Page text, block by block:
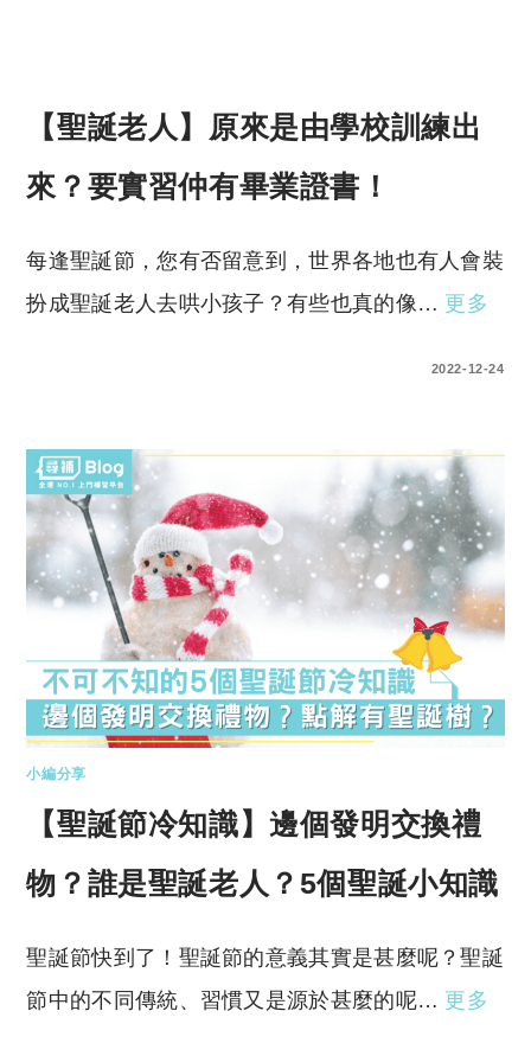
【聖誕老人】原來是由學校訓練出
來？要實習仲有畢業證書！
每逢聖誕節，您有否留意到，世界各地也有人會裝
扮成聖誕老人去哄小孩子？有些也真的像… 更多
2022-12-24
小編分享
【聖誕節冷知識】邊個發明交換禮
物？誰是聖誕老人？5個聖誕小知識
聖誕節快到了！聖誕節的意義其實是甚麼呢？聖誕
節中的不同傳統、習慣又是源於甚麼的呢… 更多